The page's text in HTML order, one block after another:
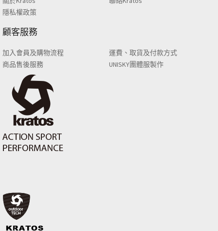
隱私權政策
顧客服務
加入會員及購物流程
運費、取貨及付款方式
商品售後服務
UNISKY團體服製作